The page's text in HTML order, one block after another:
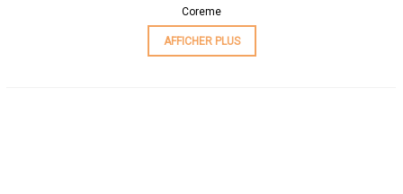
Coreme
AFFICHER PLUS